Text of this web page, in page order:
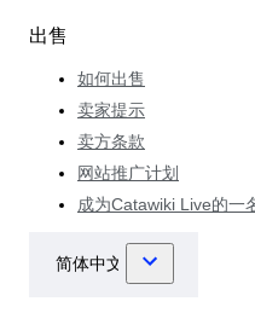
出售
如何出售
卖家提示
卖方条款
网站推广计划
成为Catawiki Live的一